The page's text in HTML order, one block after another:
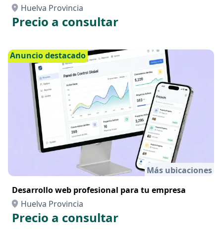
Huelva Provincia
Precio a consultar
Anuncio destacado
Más ubicaciones
Desarrollo web profesional para tu empresa
Huelva Provincia
Precio a consultar